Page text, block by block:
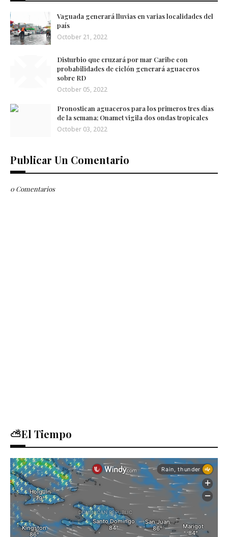
Vaguada generará lluvias en varias localidades del
país
October 21, 2022
Disturbio que cruzará por mar Caribe con
probabilidades de ciclón generará aguaceros
sobre RD
October 05, 2022
Pronostican aguaceros para los primeros tres días
de la semana; Onamet vigila dos ondas tropicales
October 03, 2022
Publicar Un Comentario
0 Comentarios
⛅El Tiempo